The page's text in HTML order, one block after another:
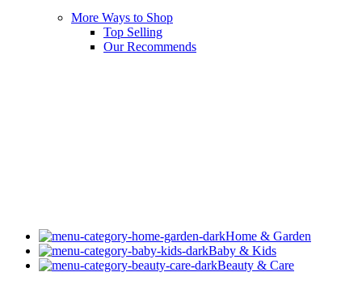
More Ways to Shop
Top Selling
Our Recommends
Home & Garden
Baby & Kids
Beauty & Care